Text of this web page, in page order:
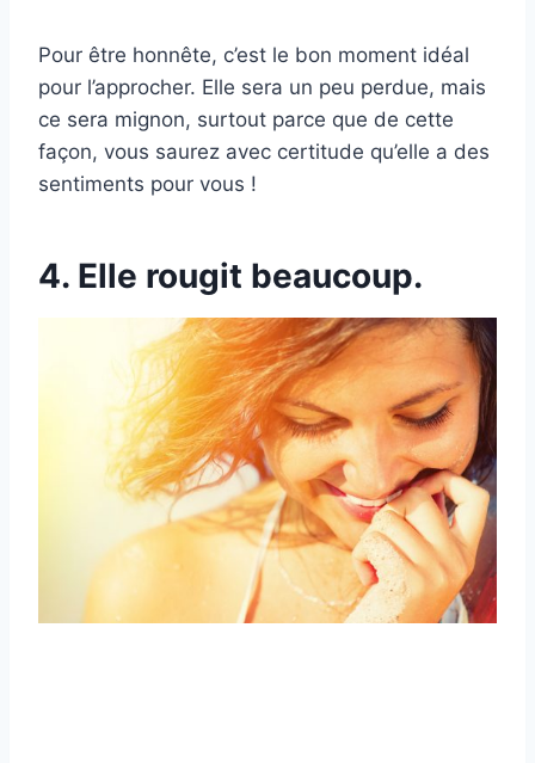
Pour être honnête, c’est le bon moment idéal
pour l’approcher. Elle sera un peu perdue, mais
ce sera mignon, surtout parce que de cette
façon, vous saurez avec certitude qu’elle a des
sentiments pour vous !
4. Elle rougit beaucoup.